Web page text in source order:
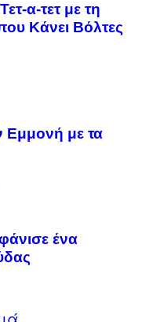
α-τετ με τη
Κάνει Βόλτες
Εμμονή με τα
ένα